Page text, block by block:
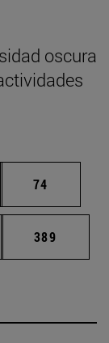
oscura
intermedias
Página
74
intermedias
Página
389